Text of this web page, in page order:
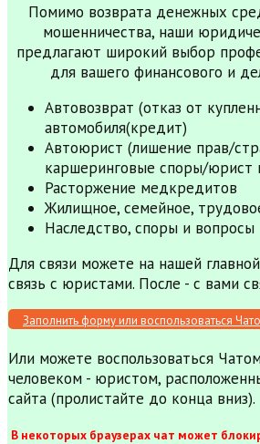
Помимо возврата денежных
мошенничества, наши
предлагают широкий выбор
для вашего финансового и
Автовозврат (отказ от
автомобиля(кредит)
Автоюрист (лишение прав/
каршеринговые споры/
Расторжение медкредитов
Жилищное, семейное,
Наследство, споры и вопросы
Для связи можете на нашей
связь с юристами. После - с вами
Заполнить форму или воспользоваться
Или можете воспользоваться
человеком - юристом,
сайта (пролистайте до конца вниз).
В некоторых браузерах чат может